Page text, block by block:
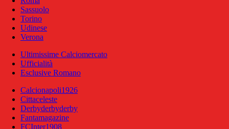
Sassuolo
Torino
Udinese
Verona
Ultimissime Calciomercato
Ufficialità
Esclusive Romano
Calcionapoli1926
Cittaceleste
Derbyderbyderby
Fantamagazine
FCInter1908